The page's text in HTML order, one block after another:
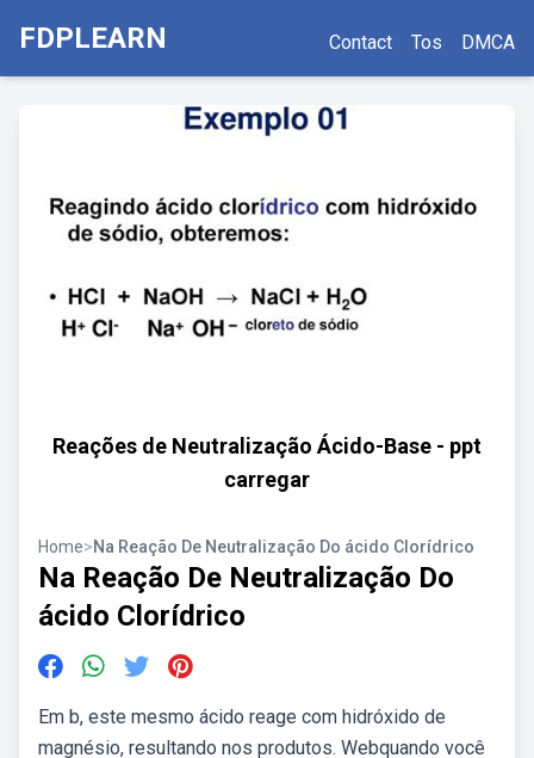
FDPLEARN Contact Tos DMCA
Reações de Neutralização Ácido-Base - ppt
carregar
Home>Na Reação De Neutralização Do ácido Clorídrico
Na Reação De Neutralização Do
ácido Clorídrico
Em b, este mesmo ácido reage com hidróxido de
magnésio, resultando nos produtos. Webquando você